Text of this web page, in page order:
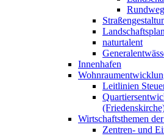
naturtalent
Innenhafen
Leitlinien
Wirtschaftsthemen
Zentren- und